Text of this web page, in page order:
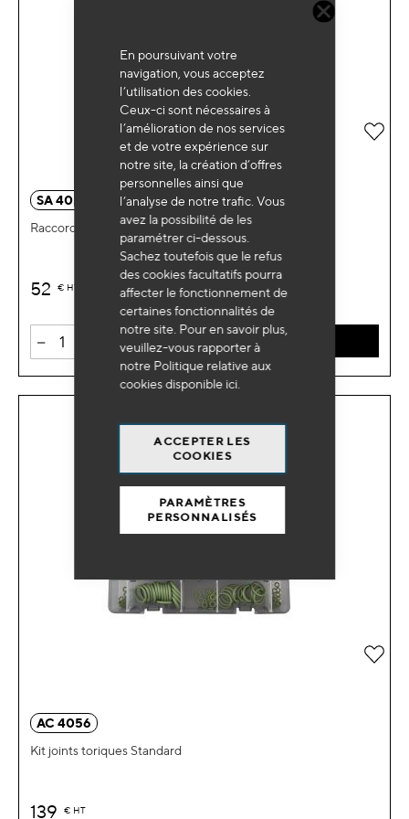
En poursuivant votre
navigation, vous acceptez
l’utilisation des cookies.
Ceux-ci sont nécessaires à
l’amélioration de nos services
et de votre expérience sur
notre site, la création d’offres
personnelles ainsi que
l’analyse de notre trafic. Vous
avez la possibilité de les
paramétrer ci-dessous.
Sachez toutefois que le refus
des cookies facultatifs pourra
affecter le fonctionnement de
certaines fonctionnalités de
notre site. Pour en savoir plus,
veuillez-vous rapporter à
notre Politique relative aux
cookies disponible ici
ACCEPTER LES
COOKIES
PARAMÈTRES
PERSONNALISÉS
SA 4054
Raccord climatisation BP R1234yf
52 € HT
- AJOUTER AU PANIER
AC 4056
Kit joints toriques Standard
139 € HT